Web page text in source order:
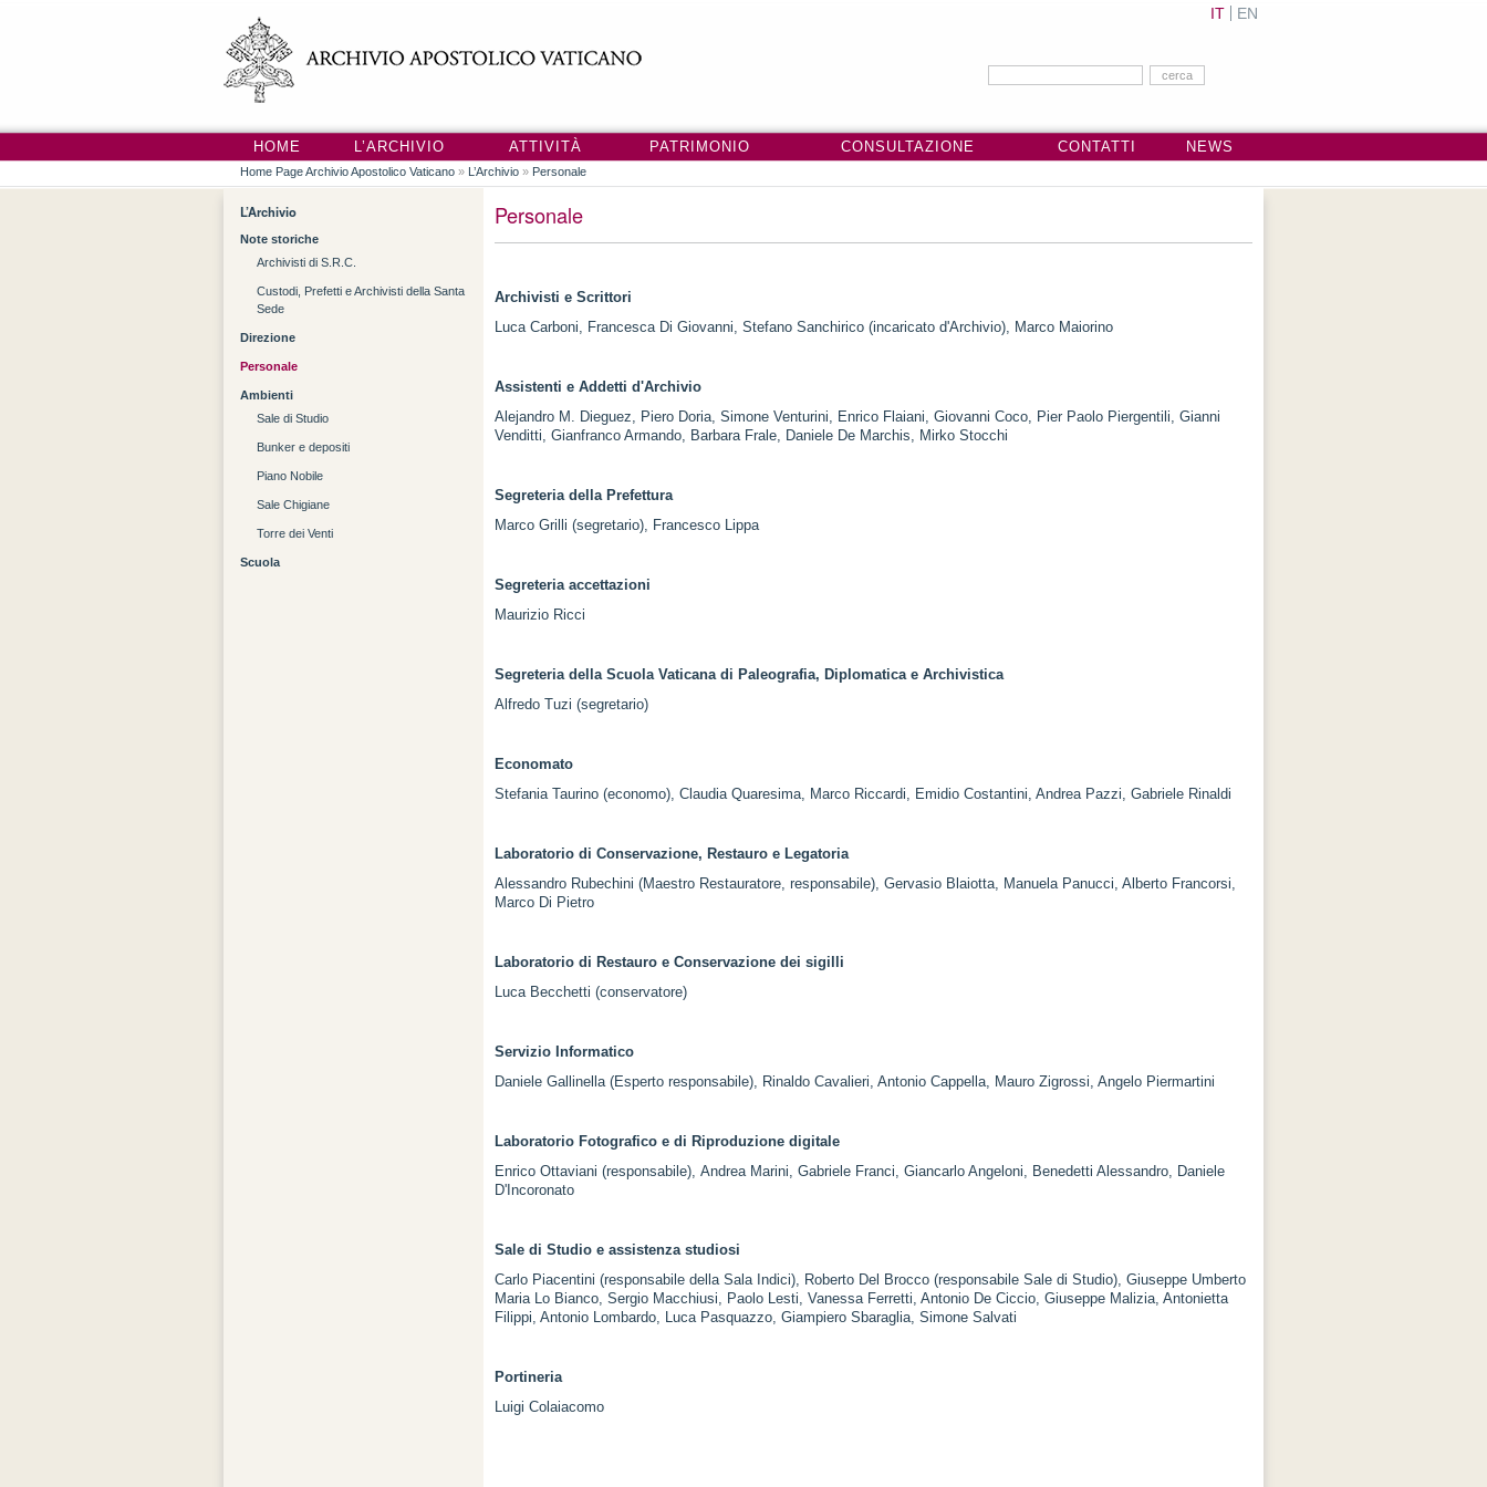
IT EN
HOME L’ARCHIVIO ATTIVITÀ PATRIMONIO CONSULTAZIONE CONTATTI NEWS
Home Page Archivio Apostolico Vaticano » L’Archivio » Personale
L’Archivio
Note storiche
Archivisti di S.R.C.
Custodi, Prefetti e Archivisti della Santa
Sede
Direzione
Personale
Ambienti
Sale di Studio
Bunker e depositi
Piano Nobile
Sale Chigiane
Torre dei Venti
Scuola
Personale
Archivisti e Scrittori
Luca Carboni, Francesca Di Giovanni, Stefano Sanchirico (incaricato d'Archivio), Marco Maiorino
Assistenti e Addetti d'Archivio
Alejandro M. Dieguez, Piero Doria, Simone Venturini, Enrico Flaiani, Giovanni Coco, Pier Paolo Piergentili, Gianni
Venditti, Gianfranco Armando, Barbara Frale, Daniele De Marchis, Mirko Stocchi
Segreteria della Prefettura
Marco Grilli (segretario), Francesco Lippa
Segreteria accettazioni
Maurizio Ricci
Segreteria della Scuola Vaticana di Paleografia, Diplomatica e Archivistica
Alfredo Tuzi (segretario)
Economato
Stefania Taurino (economo), Claudia Quaresima, Marco Riccardi, Emidio Costantini, Andrea Pazzi, Gabriele Rinaldi
Laboratorio di Conservazione, Restauro e Legatoria
Alessandro Rubechini (Maestro Restauratore, responsabile), Gervasio Blaiotta, Manuela Panucci, Alberto Francorsi,
Marco Di Pietro
Laboratorio di Restauro e Conservazione dei sigilli
Luca Becchetti (conservatore)
Servizio Informatico
Daniele Gallinella (Esperto responsabile), Rinaldo Cavalieri, Antonio Cappella, Mauro Zigrossi, Angelo Piermartini
Laboratorio Fotografico e di Riproduzione digitale
Enrico Ottaviani (responsabile), Andrea Marini, Gabriele Franci, Giancarlo Angeloni, Benedetti Alessandro, Daniele
D'Incoronato
Sale di Studio e assistenza studiosi
Carlo Piacentini (responsabile della Sala Indici), Roberto Del Brocco (responsabile Sale di Studio), Giuseppe Umberto
Maria Lo Bianco, Sergio Macchiusi, Paolo Lesti, Vanessa Ferretti, Antonio De Ciccio, Giuseppe Malizia, Antonietta
Filippi, Antonio Lombardo, Luca Pasquazzo, Giampiero Sbaraglia, Simone Salvati
Portineria
Luigi Colaiacomo